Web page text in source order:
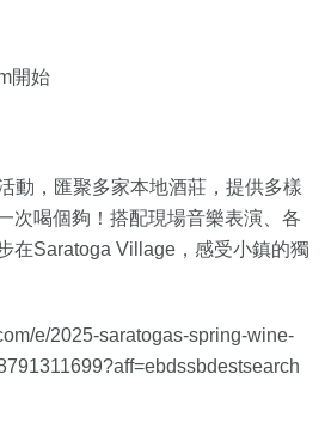
開始
動，匯聚多家本地酒莊，提供多樣
次喝個夠！搭配現場音樂表演、各
在Saratoga Village，感受小鎮的獨
e/2025-saratogas-spring-wine-